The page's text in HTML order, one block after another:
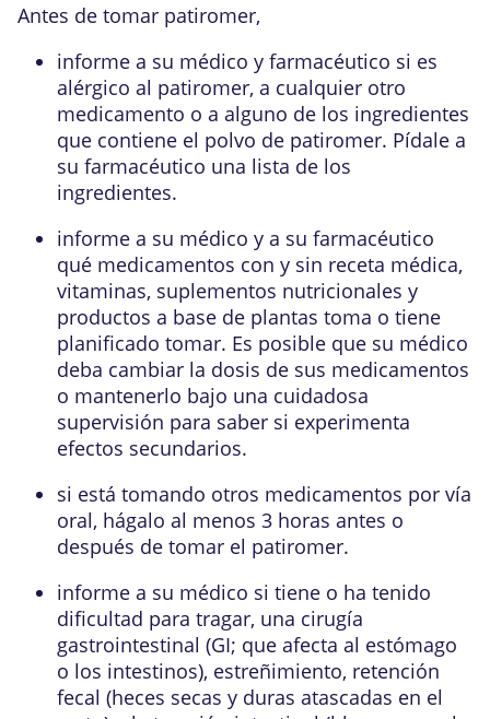
Antes de tomar patiromer,
informe a su médico y farmacéutico si es
alérgico al patiromer, a cualquier otro
medicamento o a alguno de los ingredientes
que contiene el polvo de patiromer. Pídale a
su farmacéutico una lista de los
ingredientes.
informe a su médico y a su farmacéutico
qué medicamentos con y sin receta médica,
vitaminas, suplementos nutricionales y
productos a base de plantas toma o tiene
planificado tomar. Es posible que su médico
deba cambiar la dosis de sus medicamentos
o mantenerlo bajo una cuidadosa
supervisión para saber si experimenta
efectos secundarios.
si está tomando otros medicamentos por vía
oral, hágalo al menos 3 horas antes o
después de tomar el patiromer.
informe a su médico si tiene o ha tenido
dificultad para tragar, una cirugía
gastrointestinal (GI; que afecta al estómago
o los intestinos), estreñimiento, retención
fecal (heces secas y duras atascadas en el